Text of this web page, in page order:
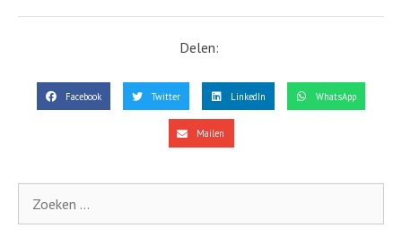
Delen:
Facebook Twitter LinkedIn WhatsApp
Mailen